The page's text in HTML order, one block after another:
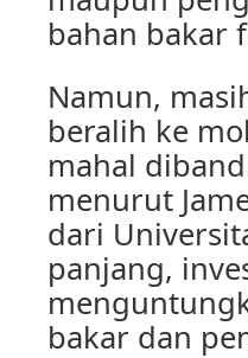
bahan bakar
Namun,
beralih ke
mahal
menurut
dari
panjang,
bakar dan